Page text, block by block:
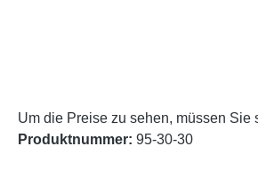
Um die Preise zu sehen, müssen Sie
Produktnummer: 95-30-30